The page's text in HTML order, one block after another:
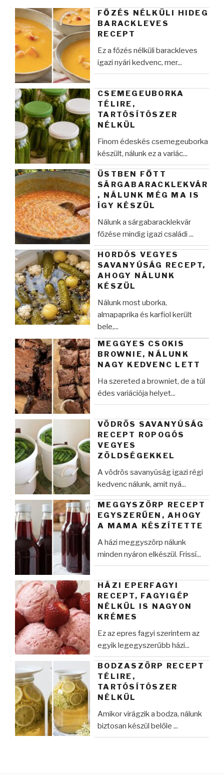
FŐZÉS NÉLKÜLI HIDEG
BARACKLEVES
RECEPT
Ez a főzés nélküli barackleves
igazi nyári kedvenc, mer...
CSEMEGEUBORKA
TÉLIRE,
TARTÓSÍTÓSZER
NÉLKÜL
Finom édeskés csemegeuborka
készült, nálunk ez a variác...
ÜSTBEN FŐTT
SÁRGABARACKLEKVÁR
, NÁLUNK MÉG MA IS
ÍGY KÉSZÜL
Nálunk a sárgabaracklekvár
főzése mindig igazi családi ...
HORDÓS VEGYES
SAVANYÚSÁG RECEPT,
AHOGY NÁLUNK
KÉSZÜL
Nálunk most uborka,
almapaprika és karfiol került
bele,...
MEGGYES CSOKIS
BROWNIE, NÁLUNK
NAGY KEDVENC LETT
Ha szereted a browniet, de a túl
édes variációja helyet...
VÖDRÖS SAVANYÚSÁG
RECEPT ROPOGÓS
VEGYES
ZÖLDSÉGEKKEL
A vödrös savanyúság igazi régi
kedvenc nálunk, amit nyá...
MEGGYSZÖRP RECEPT
EGYSZERŰEN, AHOGY
A MAMA KÉSZÍTETTE
A házi meggyszörp nálunk
minden nyáron elkészül. Frissí...
HÁZI EPERFAGYI
RECEPT, FAGYIGÉP
NÉLKÜL IS NAGYON
KRÉMES
Ez az epres fagyi szerintem az
egyik legegyszerűbb házi...
BODZASZÖRP RECEPT
TÉLIRE,
TARTÓSÍTÓSZER
NÉLKÜL
Amikor virágzik a bodza, nálunk
biztosan készül belőle ...